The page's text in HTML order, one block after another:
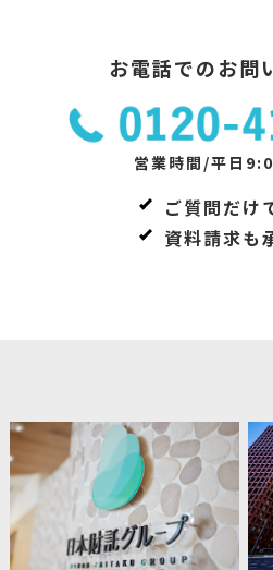
お電話でのお問
営業時間/平日
ご質問だけ
資料請求も